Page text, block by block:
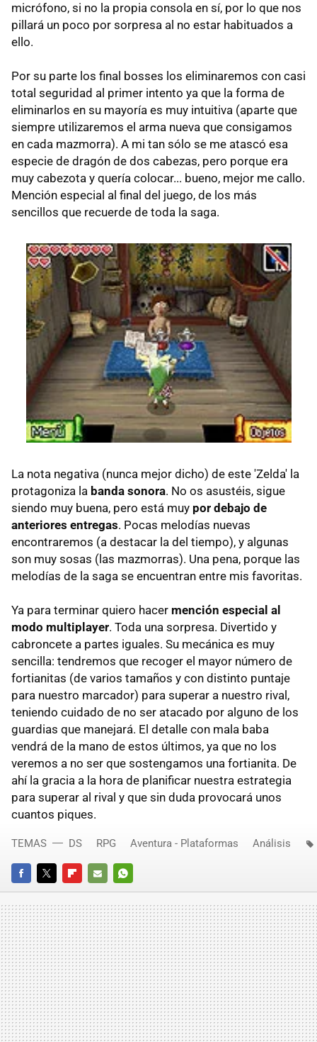
micrófono, si no la propia consola en sí, por lo que nos
pillará un poco por sorpresa al no estar habituados a
ello.
Por su parte los final bosses los eliminaremos con casi
total seguridad al primer intento ya que la forma de
eliminarlos en su mayoría es muy intuitiva (aparte que
siempre utilizaremos el arma nueva que consigamos
en cada mazmorra). A mi tan sólo se me atascó esa
especie de dragón de dos cabezas, pero porque era
muy cabezota y quería colocar... bueno, mejor me callo.
Mención especial al final del juego, de los más
sencillos que recuerde de toda la saga.
La nota negativa (nunca mejor dicho) de este 'Zelda' la
protagoniza la banda sonora. No os asustéis, sigue
siendo muy buena, pero está muy por debajo de
anteriores entregas. Pocas melodías nuevas
encontraremos (a destacar la del tiempo), y algunas
son muy sosas (las mazmorras). Una pena, porque las
melodías de la saga se encuentran entre mis favoritas.
Ya para terminar quiero hacer mención especial al
modo multiplayer. Toda una sorpresa. Divertido y
cabroncete a partes iguales. Su mecánica es muy
sencilla: tendremos que recoger el mayor número de
fortianitas (de varios tamaños y con distinto puntaje
para nuestro marcador) para superar a nuestro rival,
teniendo cuidado de no ser atacado por alguno de los
guardias que manejará. El detalle con mala baba
vendrá de la mano de estos últimos, ya que no los
veremos a no ser que sostengamos una fortianita. De
ahí la gracia a la hora de planificar nuestra estrategia
para superar al rival y que sin duda provocará unos
cuantos piques.
FACEBOOKTWITTERFLIPBOARD
E-
MAIL
WHATSAPP
TEMAS DS RPG Aventura - Plataformas Análisis